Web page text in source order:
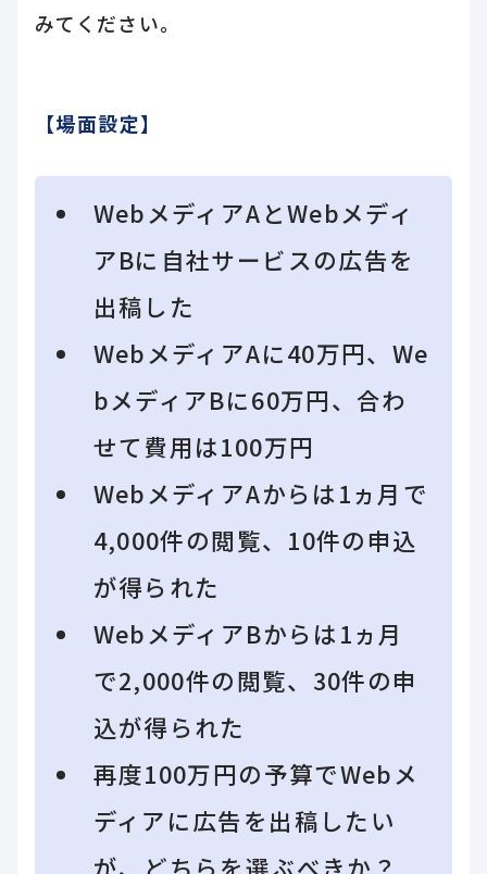
みてください。
【場面設定】
WebメディアAとWebメディ
アBに自社サービスの広告を
出稿した
WebメディアAに40万円、We
bメディアBに60万円、合わ
せて費用は100万円
WebメディアAからは1ヵ月で
4,000件の閲覧、10件の申込
が得られた
WebメディアBからは1ヵ月
で2,000件の閲覧、30件の申
込が得られた
再度100万円の予算でWebメ
ディアに広告を出稿したい
が、どちらを選ぶべきか？